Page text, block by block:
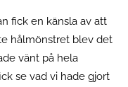
fick en känsla av att
hålmönstret blev det
vänt på hela
se vad vi hade gjort